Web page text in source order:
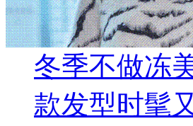
冬季不做冻
款发型时髦